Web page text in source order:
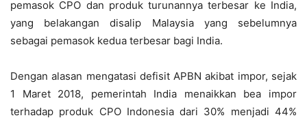
pemasok CPO dan produk turunannya terbesar ke India,
yang belakangan disalip Malaysia yang sebelumnya
sebagai pemasok kedua terbesar bagi India.
Dengan alasan mengatasi defisit APBN akibat impor, sejak
1 Maret 2018, pemerintah India menaikkan bea impor
terhadap produk CPO Indonesia dari 30% menjadi 44%